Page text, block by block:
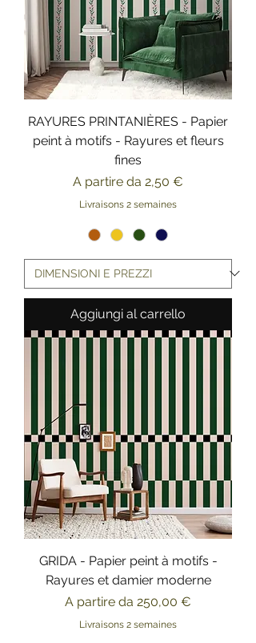
RAYURES PRINTANIÈRES - Papier
peint à motifs - Rayures et fleurs
fines
A partire da 2,50 €
Prezzo scontato
Livraisons 2 semaines
Aggiungi al carrello
GRIDA - Papier peint à motifs -
Rayures et damier moderne
A partire da 250,00 €
Prezzo scontato
Livraisons 2 semaines